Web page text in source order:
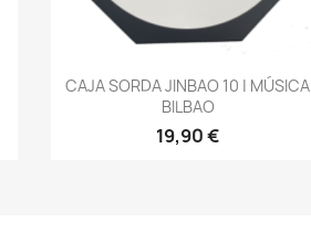
Vista rápida
CAJA SORDA JINBAO 10 | MÚSICA
BILBAO
19,90 €